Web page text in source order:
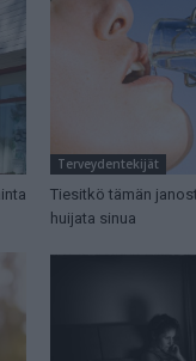
Terveydentekijät
Tiesitkö tämän
huijata sinua